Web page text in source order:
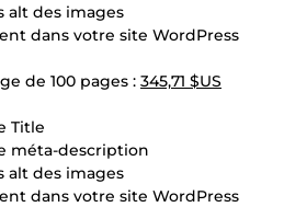
alt des images
dans votre site WordPress
de 100 pages : 345,71 $US
Title
méta-description
alt des images
dans votre site WordPress